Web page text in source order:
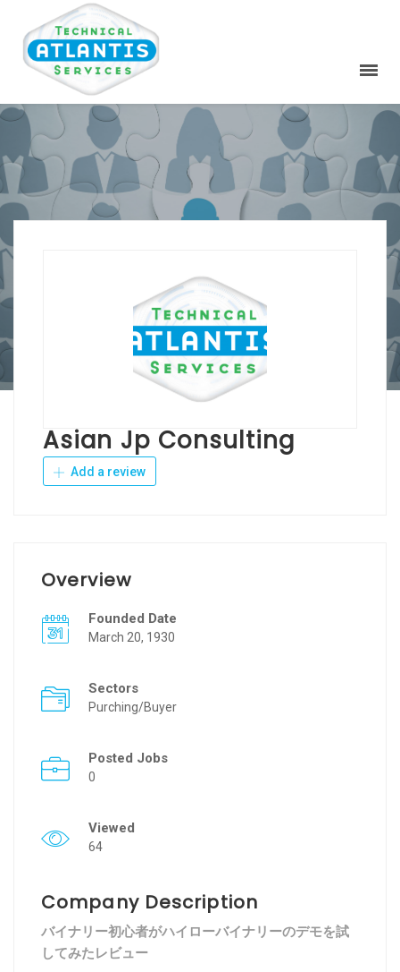
Asian Jp Consulting
Add a review
Overview
Founded Date
March 20, 1930
Sectors
Purching/Buyer
Posted Jobs
0
Viewed
64
Company Description
バイナリー初心者がハイローバイナリーのデモを試
してみたレビュー